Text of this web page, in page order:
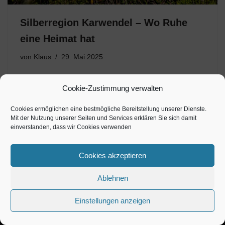
Cookie-Zustimmung verwalten
Cookies ermöglichen eine bestmögliche Bereitstellung unserer Dienste.
Mit der Nutzung unserer Seiten und Services erklären Sie sich damit
einverstanden, dass wir Cookies verwenden
Cookies akzeptieren
Ablehnen
Einstellungen anzeigen
Silberregion Karwendel – Wo Ruhe
eine Heimat hat
von Klaus 29. Mai 2025